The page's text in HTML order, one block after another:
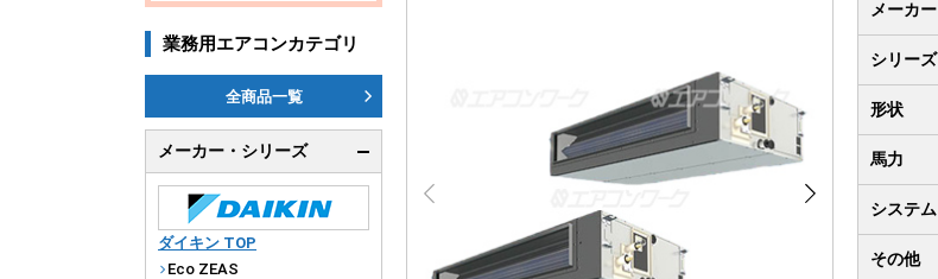
天井吊り形4方向
厨房用
メーカー
シリーズ
形状
馬力
システム
その他
業務用エアコンカテゴリ
全商品一覧
メーカー・シリーズ
ダイキン TOP
Eco ZEAS